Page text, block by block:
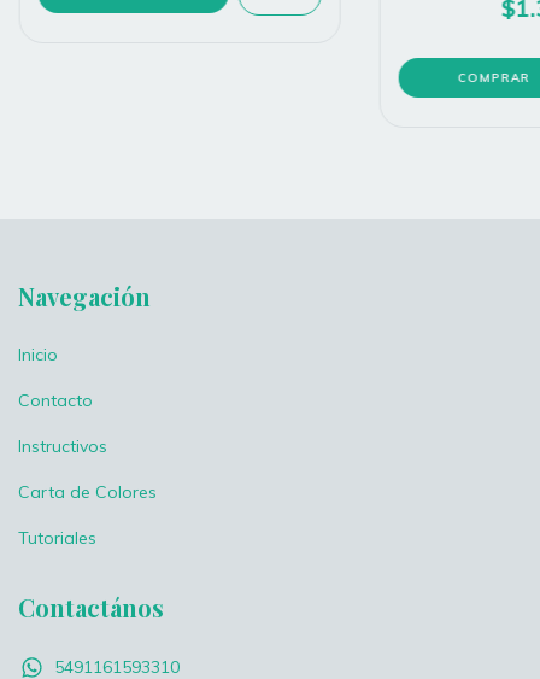
Navegación
Inicio
Contacto
Instructivos
Carta de Colores
Tutoriales
Contactános
5491161593310